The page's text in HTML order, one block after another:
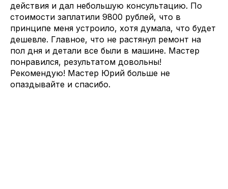
действия и дал небольшую консультацию. По
стоимости заплатили 9800 рублей, что в
принципе меня устроило, хотя думала, что будет
дешевле. Главное, что не растянул ремонт на
пол дня и детали все были в машине. Мастер
понравился, результатом довольны!
Рекомендую! Мастер Юрий больше не
опаздывайте и спасибо.